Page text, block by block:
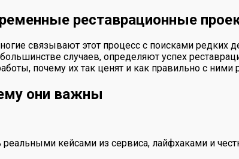
реставрационные
связывают этот процесс с поисками редких
случаев, определяют успех
почему их так ценят и как правильно с ними
они важны
кейсами из сервиса, лайфхаками и